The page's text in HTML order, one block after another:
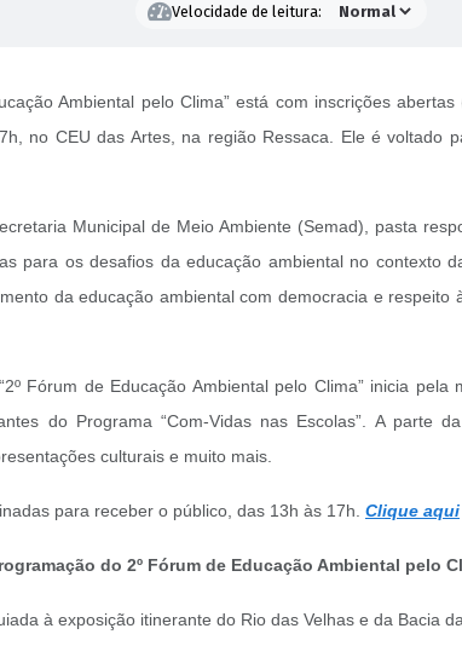
Velocidade de leitura:
Ambiental pelo Clima” está com inscrições abertas
no CEU das Artes, na região Ressaca. Ele é voltado
Municipal de Meio Ambiente (Semad), pasta
para os desafios da educação ambiental no contexto
da educação ambiental com democracia e
Fórum de Educação Ambiental pelo Clima” inicia
do Programa “Com-Vidas nas Escolas”. A
culturais e muito mais.
para receber o público, das 13h às 17h. Clique aqui
do 2º Fórum de Educação Ambiental pelo
à exposição itinerante do Rio das Velhas e da Bacia